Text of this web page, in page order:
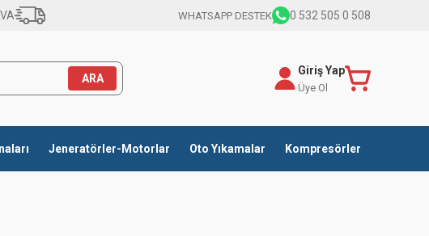
WHATSAPP DESTEK 0 532 505 0 508
ARA
Giriş Yap
Üye Ol
Jeneratörler-Motorlar Oto Yıkamalar Kompresörler